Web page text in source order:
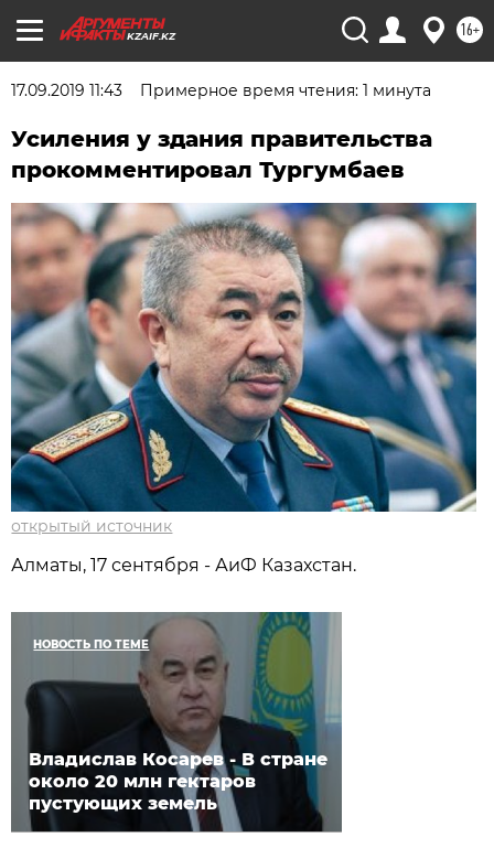
KZAIF.KZ 16+
17.09.2019 11:43 Примерное время чтения: 1 минута
Усиления у здания правительства
прокомментировал Тургумбаев
открытый источник
Алматы, 17 сентября - АиФ Казахстан.
НОВОСТЬ ПО ТЕМЕ
Владислав Косарев - В стране
около 20 млн гектаров
пустующих земель